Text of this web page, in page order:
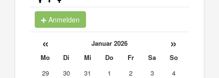
Anmelden
« Januar 2026 »
Mo Di Mi Do Fr Sa
So
29
30 31 1 2 3
4